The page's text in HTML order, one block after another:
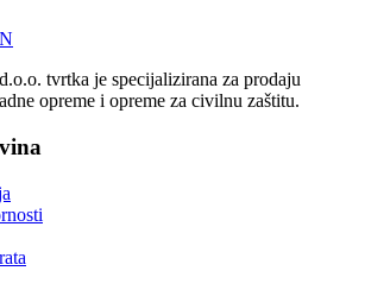
tvrtka je specijalizirana za prodaju
opreme i opreme za civilnu zaštitu.